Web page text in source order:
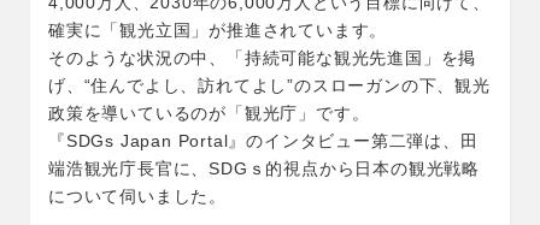
確実に「観光立国」が推進されています。
そのような状況の中、「持続可能な観光先進国」を掲
げ、“住んでよし、訪れてよし”のスローガンの下、観光
政策を導いているのが「観光庁」です。
『SDGs Japan Portal』のインタビュー第二弾は、田
端浩観光庁長官に、SDGｓ的視点から日本の観光戦略
について伺いました。